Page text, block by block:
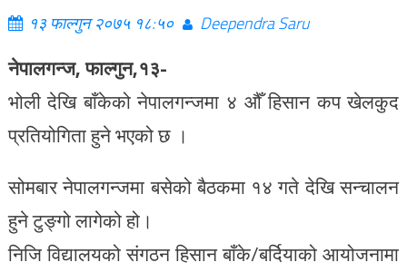
१३ फाल्गुन २०७५ १८:५० Deependra Saru
नेपालगन्ज, फाल्गुन,१३-
भोली देखि बाँकेको नेपालगन्जमा ४ औँ हिसान कप खेलकुद
प्रतियोगिता हुने भएको छ ।
सोमबार नेपालगन्जमा बसेको बैठकमा १४ गते देखि सन्चालन
हुने टुङ्गो लागेको हो।
निजि विद्यालयको संगठन हिसान बाँके/बर्दियाको आयोजनामा